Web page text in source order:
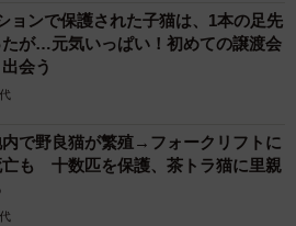
ョンで保護された子猫は、1本の足先
たが…元気いっぱい！初めての譲渡会
会う
で野良猫が繁殖→フォークリフトに
亡も 十数匹を保護、茶トラ猫に里親